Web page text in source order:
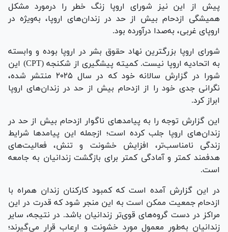
پیش از این نیز شورای اروپا زنگ خطر را درمورد مشکل
همیشگی ازدحام بیش از حد در زندان‌های اروپا، به‌ویژه در
اروپای غربی، به‌صدا درآورده بود.
شورای اروپا بزرگترین نهاد حقوق بشر در اروپا بوده و وابسته
به اتحادیه اروپا نیست. کمیته پیشگیری از شکنجه (CPT) این
شورا در گزارش سالانه خود که در سال ۲۰۲۵ منتشر شده،
نگرانی جدی خود را از ازدحام بیش از حد در زندان‌های اروپا
ابراز کرد.
این گزارش توجه را به پیامد‌های ناگوار ازدحام بیش از حد در
زندان‌های اروپا جلب کرده است؛ ازجمله این پیامد‌ها شرایط
زندگی نامناسب‌تر، افزایش خشونت و تنش، فعالیت‌های
هدفمند کمتر و آمادگی کمتر برای بازگشت زندانیان به جامعه
است.
در این گزارش آمده است که کمبود کارکنان زندان همراه با
ازدحام جمعیت ممکن است به این منجر شود که قدرت در این
مراکز در دست گروه‌های قوی‌تر زندانیان باشد. در نتیجه، سایر
زندانیان به‌طور معمول مورد خشونت و ارعاب قرار می‌گیرند؛